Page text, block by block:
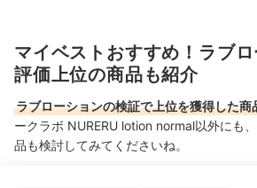
マイベストおすすめ！ラブ
評価上位の商品も紹介
ラブローションの検証で上位を獲得した商
ークラボ NURERU lotion normal以外にも
品も検討してみてくださいね。